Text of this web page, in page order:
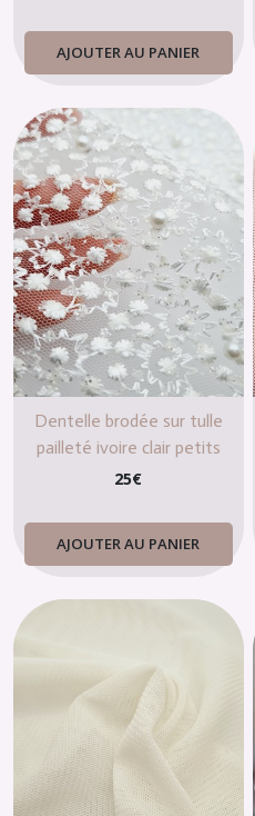
AJOUTER AU PANIER
Dentelle brodée sur tulle
pailleté ivoire clair petits
points
25€
AJOUTER AU PANIER